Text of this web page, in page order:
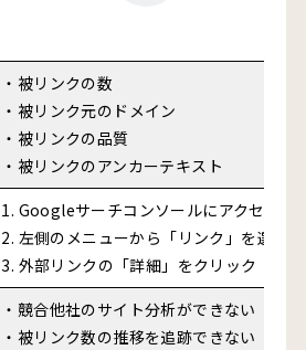
・被リンクの数
・被リンク元のドメイン
・被リンクの品質
・被リンクのアンカーテキスト
1. Googleサーチコンソールにアクセス
2. 左側のメニューから「リンク」を選択
3. 外部リンクの「詳細」をクリック
・競合他社のサイト分析ができない
・被リンク数の推移を追跡できない